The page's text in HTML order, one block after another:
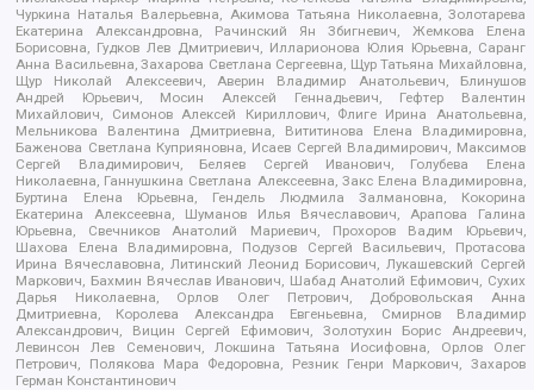
Чуркина Наталья Валерьевна, Акимова Татьяна Николаевна, Золотарева
Екатерина Александровна, Рачинский Ян Збигневич, Жемкова Елена
Борисовна, Гудков Лев Дмитриевич, Илларионова Юлия Юрьевна, Саранг
Анна Васильевна, Захарова Светлана Сергеевна, Щур Татьяна Михайловна,
Щур Николай Алексеевич, Аверин Владимир Анатольевич, Блинушов
Андрей Юрьевич, Мосин Алексей Геннадьевич, Гефтер Валентин
Михайлович, Симонов Алексей Кириллович, Флиге Ирина Анатольевна,
Мельникова Валентина Дмитриевна, Вититинова Елена Владимировна,
Баженова Светлана Куприяновна, Исаев Сергей Владимирович, Максимов
Сергей Владимирович, Беляев Сергей Иванович, Голубева Елена
Николаевна, Ганнушкина Светлана Алексеевна, Закс Елена Владимировна,
Буртина Елена Юрьевна, Гендель Людмила Залмановна, Кокорина
Екатерина Алексеевна, Шуманов Илья Вячеславович, Арапова Галина
Юрьевна, Свечников Анатолий Мариевич, Прохоров Вадим Юрьевич,
Шахова Елена Владимировна, Подузов Сергей Васильевич, Протасова
Ирина Вячеславовна, Литинский Леонид Борисович, Лукашевский Сергей
Маркович, Бахмин Вячеслав Иванович, Шабад Анатолий Ефимович, Сухих
Дарья Николаевна, Орлов Олег Петрович, Добровольская Анна
Дмитриевна, Королева Александра Евгеньевна, Смирнов Владимир
Александрович, Вицин Сергей Ефимович, Золотухин Борис Андреевич,
Левинсон Лев Семенович, Локшина Татьяна Иосифовна, Орлов Олег
Петрович, Полякова Мара Федоровна, Резник Генри Маркович, Захаров
Герман Константинович